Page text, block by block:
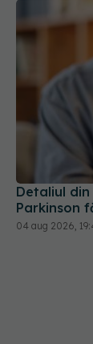
Detaliul
Parkinson
04 aug 2026,